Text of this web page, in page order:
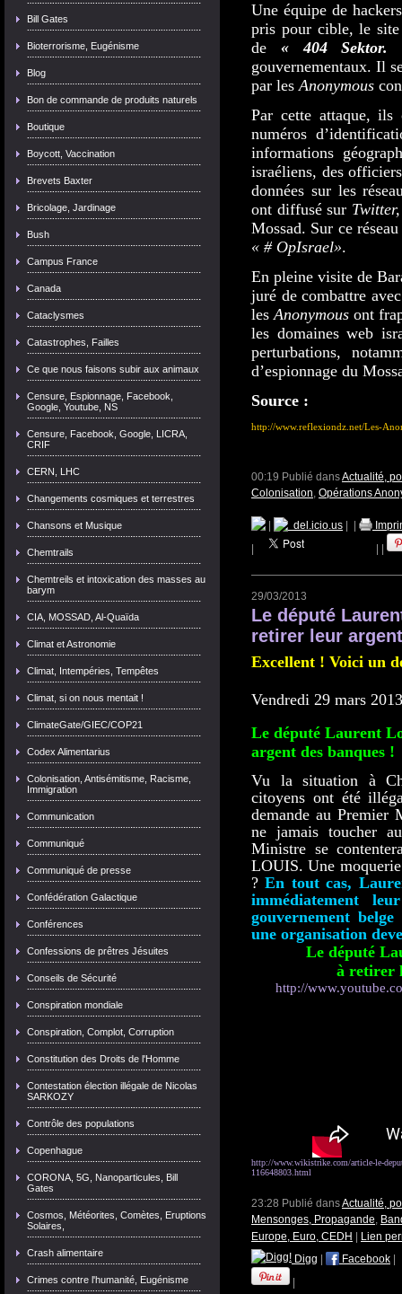
Bill Gates
Bioterrorisme, Eugénisme
Blog
Bon de commande de produits naturels
Boutique
Boycott, Vaccination
Brevets Baxter
Bricolage, Jardinage
Bush
Campus France
Canada
Cataclysmes
Catastrophes, Failles
Ce que nous faisons subir aux animaux
Censure, Espionnage, Facebook,
Google, Youtube, NS
Censure, Facebook, Google, LICRA,
CRIF
CERN, LHC
Changements cosmiques et terrestres
Chansons et Musique
Chemtrails
Chemtreils et intoxication des masses au
barym
CIA, MOSSAD, Al-Quaïda
Climat et Astronomie
Climat, Intempéries, Tempêtes
Climat, si on nous mentait !
ClimateGate/GIEC/COP21
Codex Alimentarius
Colonisation, Antisémitisme, Racisme,
Immigration
Communication
Communiqué
Communiqué de presse
Confédération Galactique
Conférences
Confessions de prêtres Jésuites
Conseils de Sécurité
Conspiration mondiale
Conspiration, Complot, Corruption
Constitution des Droits de l'Homme
Contestation élection illégale de Nicolas
SARKOZY
Contrôle des populations
Copenhague
CORONA, 5G, Nanoparticules, Bill
Gates
Cosmos, Météorites, Comètes, Eruptions
Solaires,
Crash alimentaire
Crimes contre l'humanité, Eugénisme
Une équipe de
pris pour cible, le
de « 404 Sektor.
gouvernementaux. Il
par lesAnonymous
Par cette attaque,
numéros
informations
israéliens, des
données sur les
ont diffusé sur Twitter,
Mossad. Sur ce
« # OpIsrael».
En pleine visite de
juré de combattre
lesAnonymous ont
les domaines web
perturbations,
d’espionnage du
Source :
http://www.reflexiondz.net/Les-
00:19 Publié dansActualité,
Colonisation, Opérations
del.icio.us
29/03/2013
Le député
retirer leur
Excellent ! Voici un
Vendredi 29 mars 2013
Le député Laurent
argent des banques !
Vu la situation à
citoyens ont été
demande au Premier
ne jamais toucher
Ministre se
LOUIS. Une
?En tout cas,
immédiatement leur
gouvernement
une organisation
Le député
à retirer
http://
http://www.wikistrike.com/article-le-
116648803.html
23:28 Publié dansActualité,
Mensonges, Propagande,
Europe, Euro, CEDH
Lien
Digg
Facebook